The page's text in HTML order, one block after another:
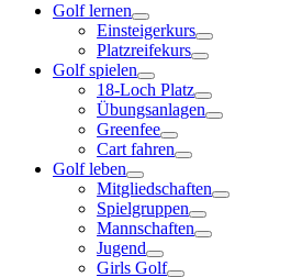
Golf lernen
Einsteigerkurs
Platzreifekurs
Golf spielen
18-Loch Platz
Übungsanlagen
Greenfee
Cart fahren
Golf leben
Mitgliedschaften
Spielgruppen
Mannschaften
Jugend
Girls Golf